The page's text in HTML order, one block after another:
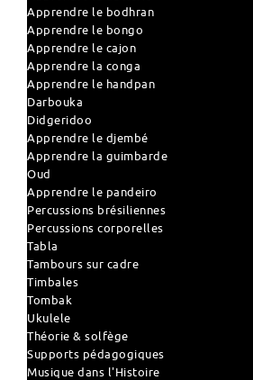
Apprendre le bodhran
Apprendre le bongo
Apprendre le cajon
Apprendre la conga
Apprendre le handpan
Darbouka
Didgeridoo
Apprendre le djembé
Apprendre la guimbarde
Oud
Apprendre le pandeiro
Percussions brésiliennes
Percussions corporelles
Tabla
Tambours sur cadre
Timbales
Tombak
Ukulele
Théorie & solfège
Supports pédagogiques
Musique dans l'Histoire